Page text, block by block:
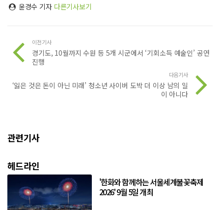
윤경수 기자 다른기사보기
이전기사
경기도, 10월까지 수원 등 5개 시군에서 ‘기회소득 예술인’ 공연
진행
다음기사
‘잃은 것은 돈이 아닌 미래’ 청소년 사이버 도박 더 이상 남의 일
이 아니다
관련기사
헤드라인
'한화와 함께하는 서울세계불꽃축제
2026' 9월 5일 개최